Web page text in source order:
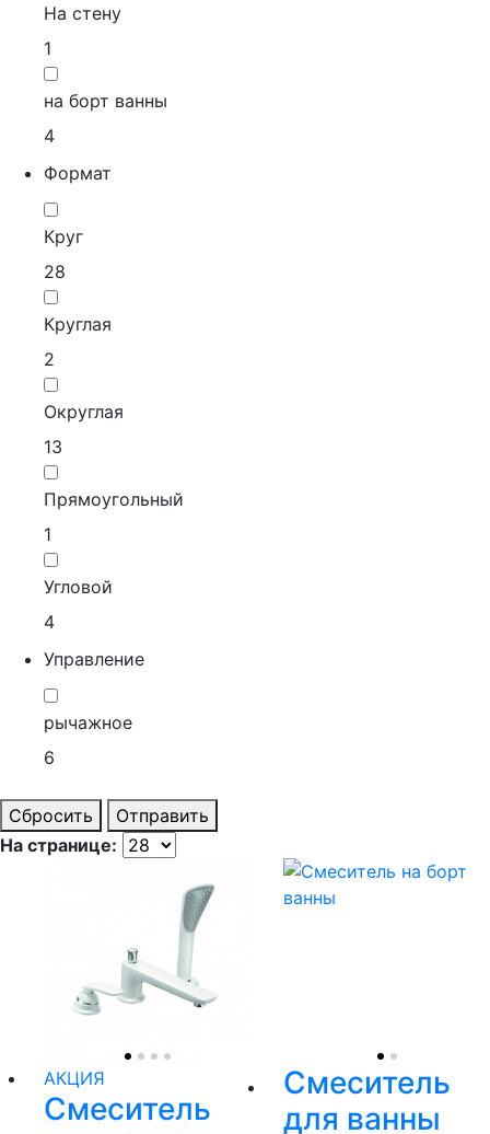
На стену
1
на борт ванны
4
Формат
Круг
28
Круглая
2
Округлая
13
Прямоугольный
1
Угловой
4
Управление
рычажное
6
Сбросить
Отправить
На странице:
АКЦИЯ
Смеситель
Смеситель
для ванны